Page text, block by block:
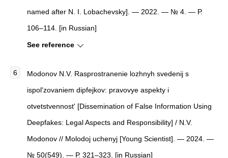
named after N. I. Lobachevsky]. — 2022. — № 4. — Р.
106–114. [in Russian]
See reference
Modonov N.V. Rasprostranenie lozhnyh svedenij s
ispol'zovaniem dipfejkov: pravovye aspekty i
otvetstvennost' [Dissemination of False Information Using
Deepfakes: Legal Aspects and Responsibility] / N.V.
Modonov // Molodoj uchenyj [Young Scientist]. — 2024. —
№ 50(549). — Р. 321–323. [in Russian]